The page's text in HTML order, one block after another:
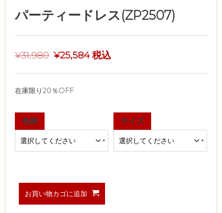
パーティードレス(ZP2507)
¥31,980 ¥25,584 税込
在庫限り20％OFF
色柄 サイズ
お買い物カゴに追加